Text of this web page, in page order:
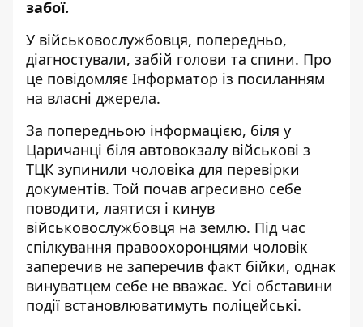
забої.
У військовослужбовця, попередньо,
діагностували, забій голови та спини. Про
це повідомляє Інформатор із посиланням
на власні джерела.
За попередньою інформацією, біля у
Царичанці біля автовокзалу військові з
ТЦК зупинили чоловіка для перевірки
документів. Той почав агресивно себе
поводити, лаятися і кинув
військовослужбовця на землю. Під час
спілкування правоохоронцями чоловік
заперечив не заперечив факт бійки, однак
винуватцем себе не вважає. Усі обставини
події встановлюватимуть поліцейські.